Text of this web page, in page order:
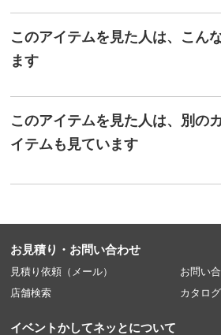
このアイテムを見た人は、こん
ます
このアイテムを見た人は、別の
イテムも見ています
お見積り・お問い合わせ
見積り依頼（メール）
お問い
店舗検索
カタロ
イベントかしてネッとについて